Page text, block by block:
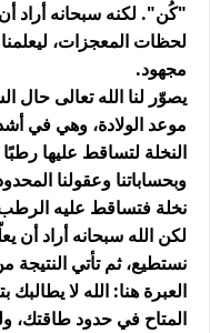
"كُن". لكنه سبحانه أراد
لحظات المعجزات،
مجهود.
يصوّر لنا الله تعالى حال
موعد الولادة، وهي في
النخلة لتساقط عليها رطبًا
وبحساباتنا وعقولنا
نخلة فتساقط عليه
لكن الله سبحانه أراد أن
نستطيع، ثم تأتي النتيجة
العبرة هنا: الله لا يطالبك
المتاح في حدود طاقتك،